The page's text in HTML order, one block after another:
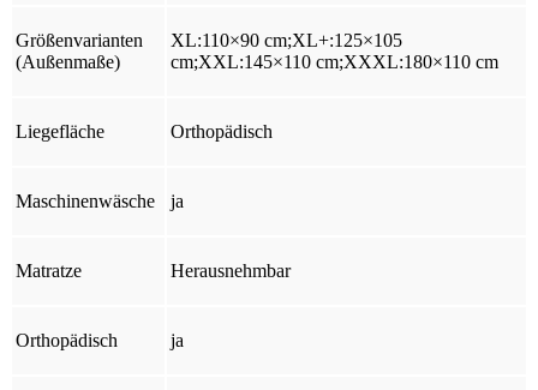
Größenvarianten
(Außenmaße)
XL:110×90 cm;XL+:125×105
cm;XXL:145×110 cm;XXXL:180×110 cm
Liegefläche Orthopädisch
Maschinenwäsche ja
Matratze Herausnehmbar
Orthopädisch ja